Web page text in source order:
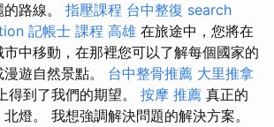
路線。 指壓課程 台中整復 search
記帳士 課程 高雄 在旅途中，您將在
中移動，在那裡您可以了解每個國家的
遊自然景點。 台中整骨推薦 大里推拿
得到了我們的期望。 按摩 推薦 真正的
燈。 我想強調解決問題的解決方案。